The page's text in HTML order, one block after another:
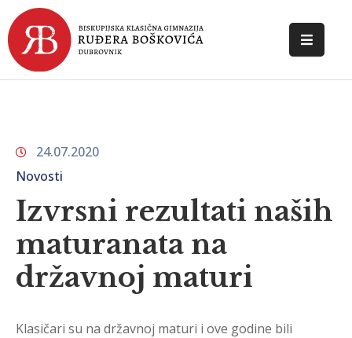
POČETNA
NOVOSTI
KONTAKT
24.07.2020
Novosti
Izvrsni rezultati naših
maturanata na
državnoj maturi
Klasičari su na državnoj maturi i ove godine bili